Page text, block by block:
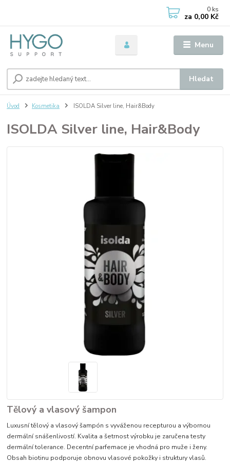
Menu
Hledat
0 ks
za 0,00 Kč
Úvod Kosmetika ISOLDA Silver line, Hair&Body
ISOLDA Silver line, Hair&Body
Tělový a vlasový šampon
Luxusní tělový a vlasový šampón s vyváženou recepturou a výbornou
dermální snášenlivostí. Kvalita a šetrnost výrobku je zaručena testy
dermální tolerance. Decentní parfemace je vhodná pro muže i ženy.
Obsah biotinu podporuje obnovu vlasové pokožky i struktury vlasů.